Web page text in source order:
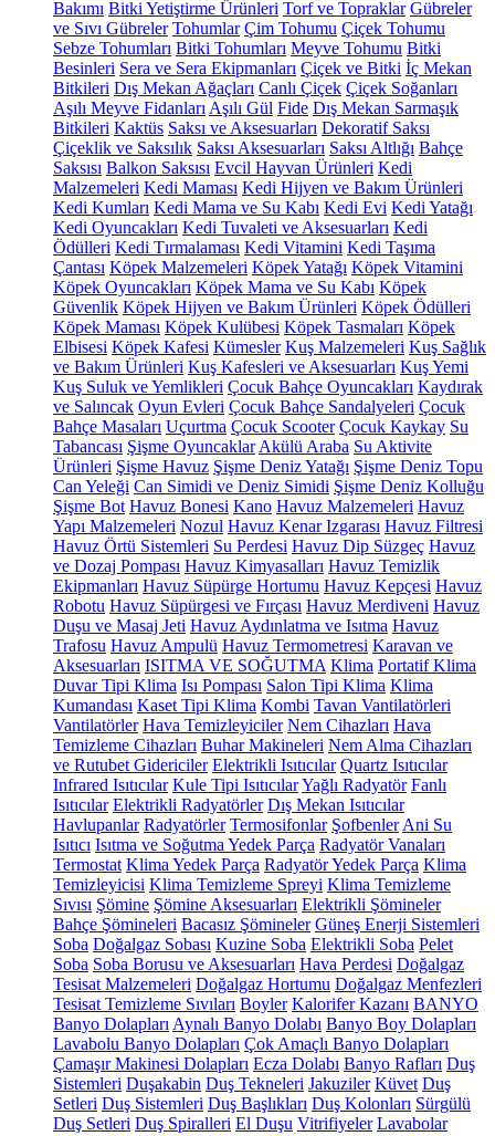
Bakımı Bitki Yetiştirme Ürünleri Torf ve Topraklar Gübreler
ve Sıvı Gübreler Tohumlar Çim Tohumu Çiçek Tohumu
Sebze Tohumları Bitki Tohumları Meyve Tohumu Bitki
Besinleri Sera ve Sera Ekipmanları Çiçek ve Bitki İç Mekan
Bitkileri Dış Mekan Ağaçları Canlı Çiçek Çiçek Soğanları
Aşılı Meyve Fidanları Aşılı Gül Fide Dış Mekan Sarmaşık
Bitkileri Kaktüs Saksı ve Aksesuarları Dekoratif Saksı
Çiçeklik ve Saksılık Saksı Aksesuarları Saksı Altlığı Bahçe
Saksısı Balkon Saksısı Evcil Hayvan Ürünleri Kedi
Malzemeleri Kedi Maması Kedi Hijyen ve Bakım Ürünleri
Kedi Kumları Kedi Mama ve Su Kabı Kedi Evi Kedi Yatağı
Kedi Oyuncakları Kedi Tuvaleti ve Aksesuarları Kedi
Ödülleri Kedi Tırmalaması Kedi Vitamini Kedi Taşıma
Çantası Köpek Malzemeleri Köpek Yatağı Köpek Vitamini
Köpek Oyuncakları Köpek Mama ve Su Kabı Köpek
Güvenlik Köpek Hijyen ve Bakım Ürünleri Köpek Ödülleri
Köpek Maması Köpek Kulübesi Köpek Tasmaları Köpek
Elbisesi Köpek Kafesi Kümesler Kuş Malzemeleri Kuş Sağlık
ve Bakım Ürünleri Kuş Kafesleri ve Aksesuarları Kuş Yemi
Kuş Suluk ve Yemlikleri Çocuk Bahçe Oyuncakları Kaydırak
ve Salıncak Oyun Evleri Çocuk Bahçe Sandalyeleri Çocuk
Bahçe Masaları Uçurtma Çocuk Scooter Çocuk Kaykay Su
Tabancası Şişme Oyuncaklar Akülü Araba Su Aktivite
Ürünleri Şişme Havuz Şişme Deniz Yatağı Şişme Deniz Topu
Can Yeleği Can Simidi ve Deniz Simidi Şişme Deniz Kolluğu
Şişme Bot Havuz Bonesi Kano Havuz Malzemeleri Havuz
Yapı Malzemeleri Nozul Havuz Kenar Izgarası Havuz Filtresi
Havuz Örtü Sistemleri Su Perdesi Havuz Dip Süzgeç Havuz
ve Dozaj Pompası Havuz Kimyasalları Havuz Temizlik
Ekipmanları Havuz Süpürge Hortumu Havuz Kepçesi Havuz
Robotu Havuz Süpürgesi ve Fırçası Havuz Merdiveni Havuz
Duşu ve Masaj Jeti Havuz Aydınlatma ve Isıtma Havuz
Trafosu Havuz Ampulü Havuz Termometresi Karavan ve
Aksesuarları ISITMA VE SOĞUTMA Klima Portatif Klima
Duvar Tipi Klima Isı Pompası Salon Tipi Klima Klima
Kumandası Kaset Tipi Klima Kombi Tavan Vantilatörleri
Vantilatörler Hava Temizleyiciler Nem Cihazları Hava
Temizleme Cihazları Buhar Makineleri Nem Alma Cihazları
ve Rutubet Gidericiler Elektrikli Isıtıcılar Quartz Isıtıcılar
Infrared Isıtıcılar Kule Tipi IsıtıcılarYağlı Radyatör Fanlı
Isıtıcılar Elektrikli Radyatörler Dış Mekan Isıtıcılar
Havlupanlar Radyatörler Termosifonlar Şofbenler Ani Su
Isıtıcı Isıtma ve Soğutma Yedek Parça Radyatör Vanaları
Termostat Klima Yedek Parça Radyatör Yedek Parça Klima
Temizleyicisi Klima Temizleme Spreyi Klima Temizleme
Sıvısı Şömine Şömine Aksesuarları Elektrikli Şömineler
Bahçe Şömineleri Bacasız Şömineler Güneş Enerji Sistemleri
Soba Doğalgaz Sobası Kuzine Soba Elektrikli Soba Pelet
Soba Soba Borusu ve Aksesuarları Hava Perdesi Doğalgaz
Tesisat Malzemeleri Doğalgaz Hortumu Doğalgaz Menfezleri
Tesisat Temizleme Sıvıları Boyler Kalorifer Kazanı BANYO
Banyo Dolapları Aynalı Banyo Dolabı Banyo Boy Dolapları
Lavabolu Banyo Dolapları Çok Amaçlı Banyo Dolapları
Çamaşır Makinesi Dolapları Ecza Dolabı Banyo Rafları Duş
Sistemleri Duşakabin Duş Tekneleri Jakuziler Küvet Duş
Setleri Duş Sistemleri Duş Başlıkları Duş Kolonları Sürgülü
Duş Setleri Duş Spiralleri El Duşu Vitrifiyeler Lavabolar